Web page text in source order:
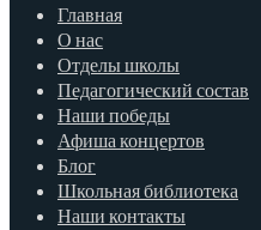
Главная
О нас
Отделы школы
Педагогический состав
Наши победы
Афиша концертов
Блог
Школьная библиотека
Наши контакты